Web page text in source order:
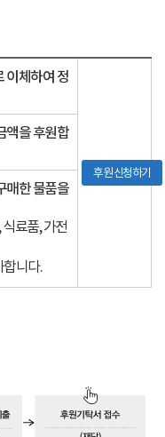
이체하여 정
후원 신청하기
액을 후원합
매한 물품을
료품, 가전
니다.